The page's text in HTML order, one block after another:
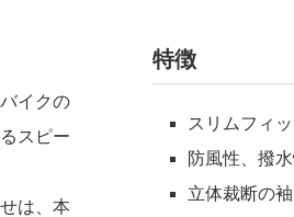
イクの
スピー
は、本
特徴
スリムフィッ
防風性、撥
立体裁断の袖